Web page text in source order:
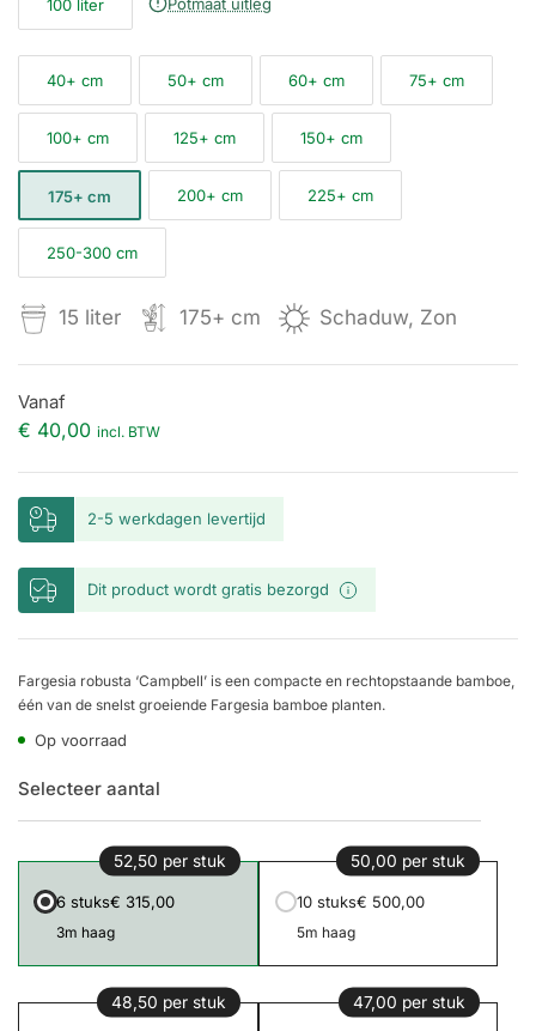
100 liter
40+ cm 50+ cm 60+ cm 75+ cm
100+ cm 125+ cm 150+ cm
175+ cm 200+ cm 225+ cm
250-300 cm
15 liter 175+ cm Schaduw, Zon
Vanaf
€ 40,00 incl. BTW
2-5 werkdagen levertijd
Dit product wordt gratis bezorgd
Fargesia robusta ‘Campbell’ is een compacte en rechtopstaande bamboe,
één van de snelst groeiende Fargesia bamboe planten.
Op voorraad
Selecteer aantal
52,50 per stuk
6 stuks€ 315,00
3m haag
50,00 per stuk
10 stuks€ 500,00
5m haag
48,50 per stuk 47,00 per stuk